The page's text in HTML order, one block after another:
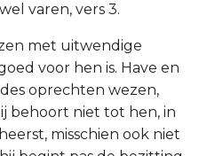
varen, vers 3.
met uitwendige
voor hen is. Have en
oprechten wezen,
behoort niet tot hen, in
misschien ook niet